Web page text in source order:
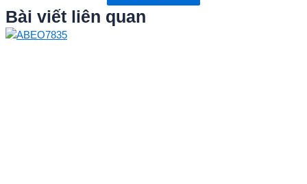
Bài viết liên quan